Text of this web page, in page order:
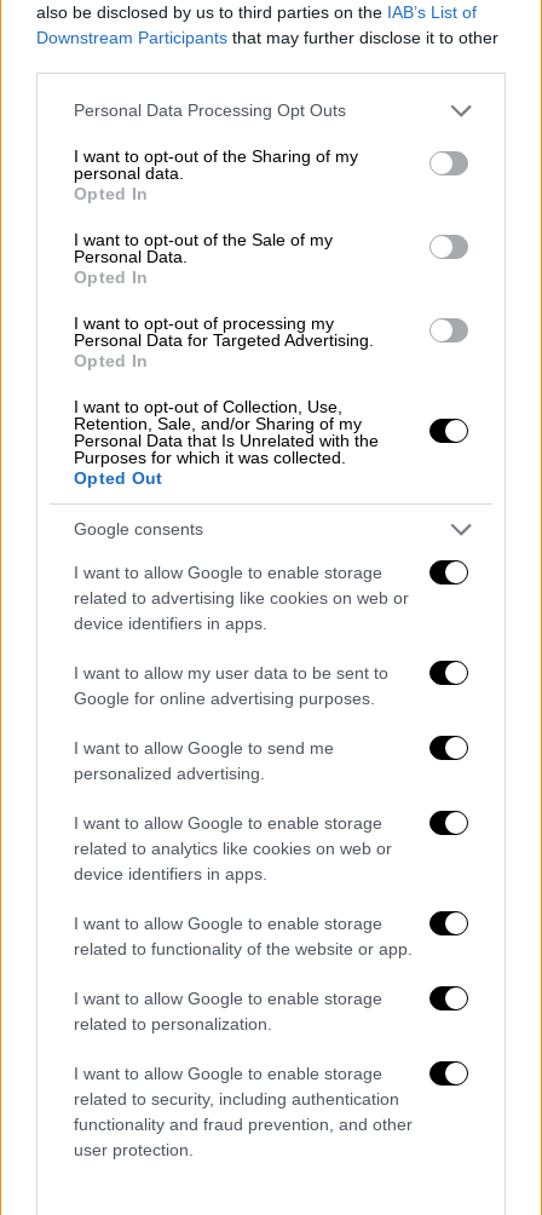
also be disclosed by us to third parties on the IAB’s List of
Downstream Participants that may further disclose it to other
Please note that this website/app uses one or more Google
not limited to your visit or usage behaviour. You may click to
grant or deny consent to Google and its third-party tags to
use your data for below specified purposes in below Google
consent section.
Personal Data Processing Opt Outs
I want to opt-out of the Sharing of my
personal data.
Opted In
I want to opt-out of the Sale of my
Personal Data.
Opted In
I want to opt-out of processing my
Personal Data for Targeted Advertising.
Opted In
I want to opt-out of Collection, Use,
Retention, Sale, and/or Sharing of my
Personal Data that Is Unrelated with the
Purposes for which it was collected.
Opted Out
Google consents
I want to allow Google to enable storage
related to advertising like cookies on web or
device identifiers in apps.
I want to allow my user data to be sent to
Google for online advertising purposes.
I want to allow Google to send me
personalized advertising.
I want to allow Google to enable storage
related to analytics like cookies on web or
device identifiers in apps.
I want to allow Google to enable storage
related to functionality of the website or app.
I want to allow Google to enable storage
related to personalization.
I want to allow Google to enable storage
related to security, including authentication
functionality and fraud prevention, and other
user protection.
Από την άλλη του τούρκικο Υπουργείο
Εξωτερικών δήλωσε: «Το Ισραήλ πρέπει να
σταματήσει αμέσως τις επιθέσεις του
εναντίον του λαού της Γάζας» αναφέρεται
αρχικά, ενώ καλεί «τα μέρη να αρχίσουν το
συντομότερο δυνατόν διαπραγματεύσεις για
τη λύση των δύο κρατών, η οποία έχει την
υποστήριξη της διεθνούς κοινότητας
«Η Τουρκία θα συνεχίσει να υποστηρίζει τις
διαπραγματεύσεις και
εποικοδομητικά» καταλήγει η ανακοίνωση
του τουρκικού ΥΠΕΞ.
Ως την «καλύτερη ευκαιρία για ειρήνη»
περιέγραψε ο καγκελάριοςΦρίντριχ Μερτς
το ειρηνευτικό σχέδιο του προέδρου των
ΗΠΑ Ντόναλντ Τραμπ για την Γάζα και
εξέφρασε την στήριξή του στην έκκληση του
αμερικανού προέδρου και προς τις δύο
πλευρές.
στην Γάζα είναι εφικτές. Με το ειρηνευτικό
σχέδιο του προέδρου Τραμπ έχει πλέον
συμφωνήσει επί της αρχής και η Χαμάς. Η
Γερμανία στηρίζει πλήρως την έκκληση του
προέδρου Ντόναλντ Τραμπ προς τις δύο
πλευρές.
Οι όμηροι πρέπει να αφεθούν
ελεύθεροι. Η Χαμάς πρέπει να αφοπλιστεί.
Όλα αυτά πρέπει να συμβούν πολύ γρήγορα
Έπειτα από σχεδόν δύο χρόνια, αυτή είναι η
καλύτερη ευκαιρία για ειρήνη. Η Γερμανία θα
συνεχίσει να εμπλέκεται», δήλωσε ο κ.
Μερτς σε ανάρτησή πριν από λίγη ώρα στην
πλατφόρμα «Χ».